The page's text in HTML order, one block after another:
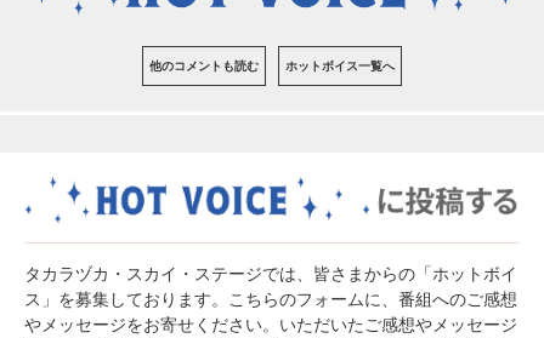
他のコメントも読む ホットボイス一覧へ
タカラヅカ・スカイ・ステージでは、皆さまからの「ホットボイ
ス」を募集しております。こちらのフォームに、番組へのご感想
やメッセージをお寄せください。いただいたご感想やメッセージ